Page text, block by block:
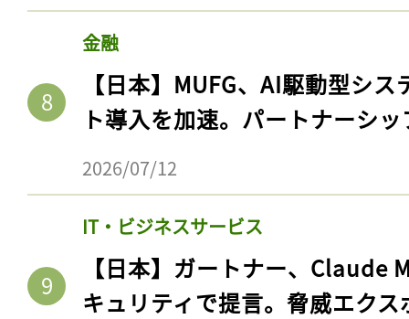
金融
【日本】MUFG、AI駆動型シ
ト導入を加速。パートナーシ
2026/07/12
IT・ビジネスサービス
【日本】ガートナー、Claude
キュリティで提言。脅威エク
ログイン
会員登録